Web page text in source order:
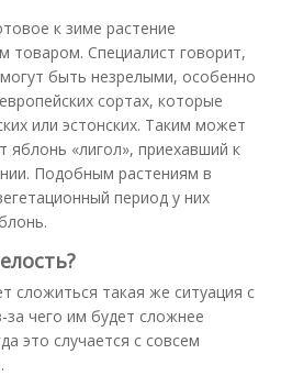
к зиме растение
товаром. Специалист говорит,
быть незрелыми, особенно
сортах, которые
или эстонских. Таким может
яблонь «лигол», приехавший к
Подобным растениям в
период у них
сложиться такая же ситуация с
чего им будет сложнее
это случается с совсем